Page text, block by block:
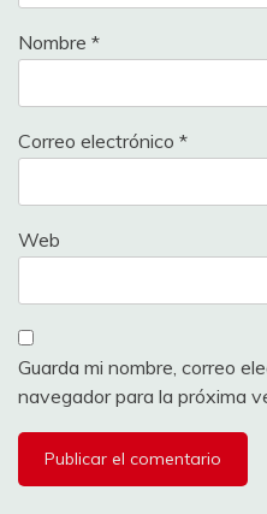
Nombre *
Correo electrónico *
Web
Guarda mi nombre, correo
navegador para la próxima